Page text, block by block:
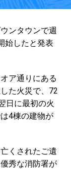
ンタウンで週
始したと発表
ア通りにある
た火災で、72
日に最初の火
4棟の建物が
くされたご遺
秀な消防署が